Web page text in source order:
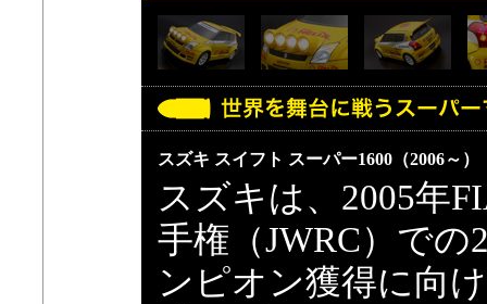
スズキ スイフト スーパー1600（2006～）
スズキは、2005年
手権（JWRC）で
ンピオン獲得に向